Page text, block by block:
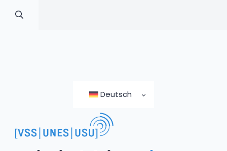
Deutsch